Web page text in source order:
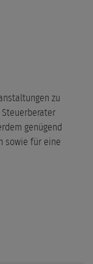
zu
genügend
sowie für eine